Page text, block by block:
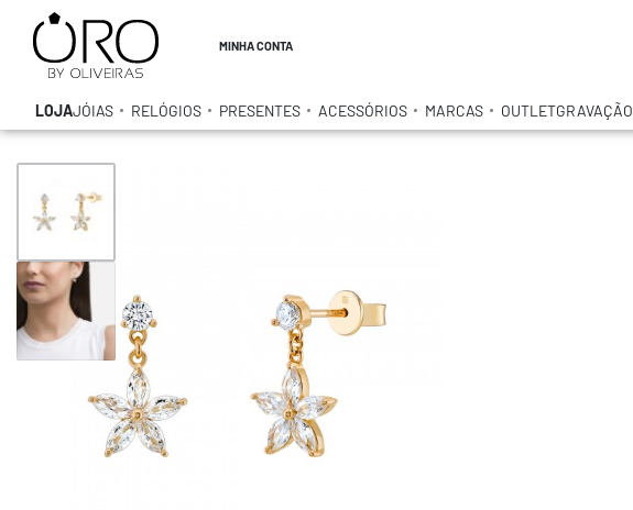
MINHA CONTA
LOJAJÓIAS RELÓGIOS PRESENTES ACESSÓRIOS MARCAS OUTLETGRAVAÇÃO